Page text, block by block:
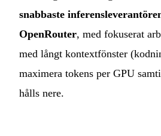
snabbaste
OpenRouter, med fokuserat
med långt kontextfönster
maximera tokens per GPU
hålls nere.